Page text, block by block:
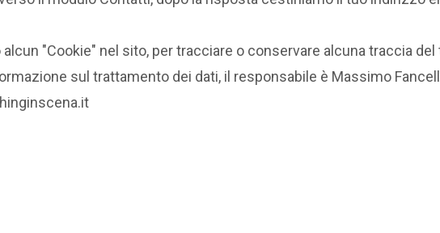
"Cookie" nel sito, per tracciare o conservare alcuna traccia del
sul trattamento dei dati, il responsabile è Massimo